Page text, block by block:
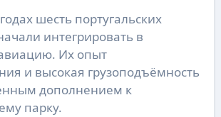
шесть португальских
интегрировать в
Их опыт
и высокая грузоподъёмность
дополнением к
парку.